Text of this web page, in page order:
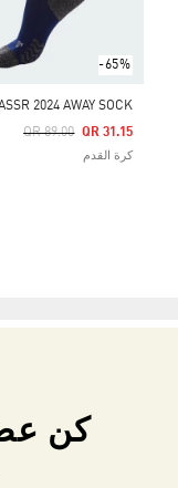
-65%
2024 AWAY SOCK
From
QR 89.00
To QR 31.15
كرة القدم
كن